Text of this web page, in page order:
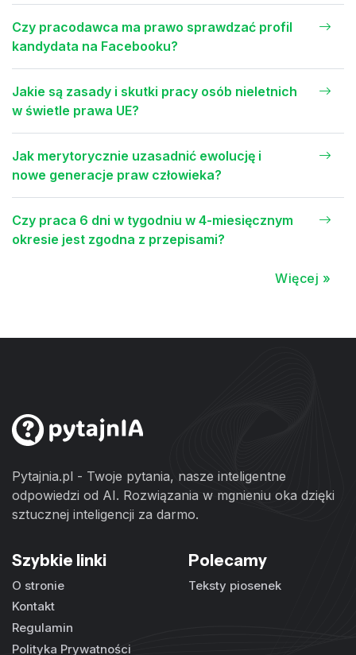
Czy pracodawca ma prawo sprawdzać profil
kandydata na Facebooku?
Jakie są zasady i skutki pracy osób nieletnich
w świetle prawa UE?
Jak merytorycznie uzasadnić ewolucję i
nowe generacje praw człowieka?
Czy praca 6 dni w tygodniu w 4-miesięcznym
okresie jest zgodna z przepisami?
Więcej »
Pytajnia.pl - Twoje pytania, nasze inteligentne
odpowiedzi od AI. Rozwiązania w mgnieniu oka dzięki
sztucznej inteligencji za darmo.
Szybkie linki
O stronie
Kontakt
Regulamin
Polityka Prywatności
Polecamy
Teksty piosenek